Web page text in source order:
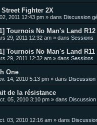
Fighter 2X
2011 12:43 pm » dans Discussion
Tournois No Man's Land
29, 2011 12:32 am » dans Sessions
Tournois No Man's Land
29, 2011 12:32 am » dans Sessions
One
14, 2010 5:13 pm » dans Discussion
de la résistance
05, 2010 3:10 pm » dans
03, 2010 12:16 am » dans